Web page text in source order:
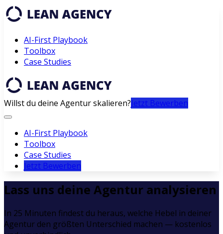
AI-First Playbook
Toolbox
Case Studies
Willst du deine Agentur skalieren?Jetzt Bewerben
AI-First Playbook
Toolbox
Case Studies
Jetzt Bewerben
Lass uns deine Agentur analysieren
In 25 Minuten findest du heraus, welche Hebel in deiner
Agentur den größten Unterschied machen — kostenlos